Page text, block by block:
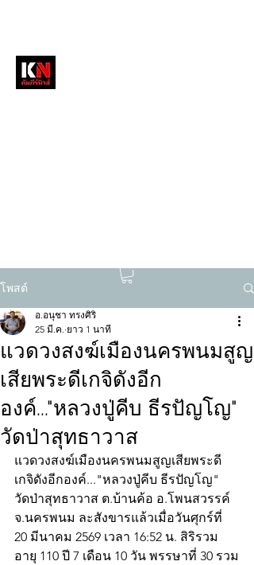
โพสต์
แวดวงสงฆ์เมืองนครพนมสูญ
เสียพระดีเกจิดังอีก
องค์..."หลวงปู่คีบ ธีรปัญโญ"
วัดป่าสุทธาวาส
อ.อนุชา ทรงศิริ
25 มี.ค. ยาว 1 นาที
แวดวงสงฆ์เมืองนครพนมสูญเสียพระดี
เกจิดังอีกองค์..."หลวงปู่คีบ ธีรปัญโญ"
วัดป่าสุทธาวาส ต.บ้านค้อ อ.โพนสวรรค์
จ.นครพนม ละสังขารแล้วเมื่อวันศุกร์ที่
20 มีนาคม 2569 เวลา 16:52 น. สิริรวม
อายุ 110 ปี 7 เดือน 10 วัน พรรษาที่ 30 รวม